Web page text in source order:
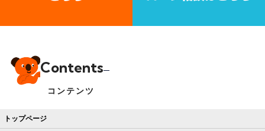
Contents
コンテンツ
トップページ